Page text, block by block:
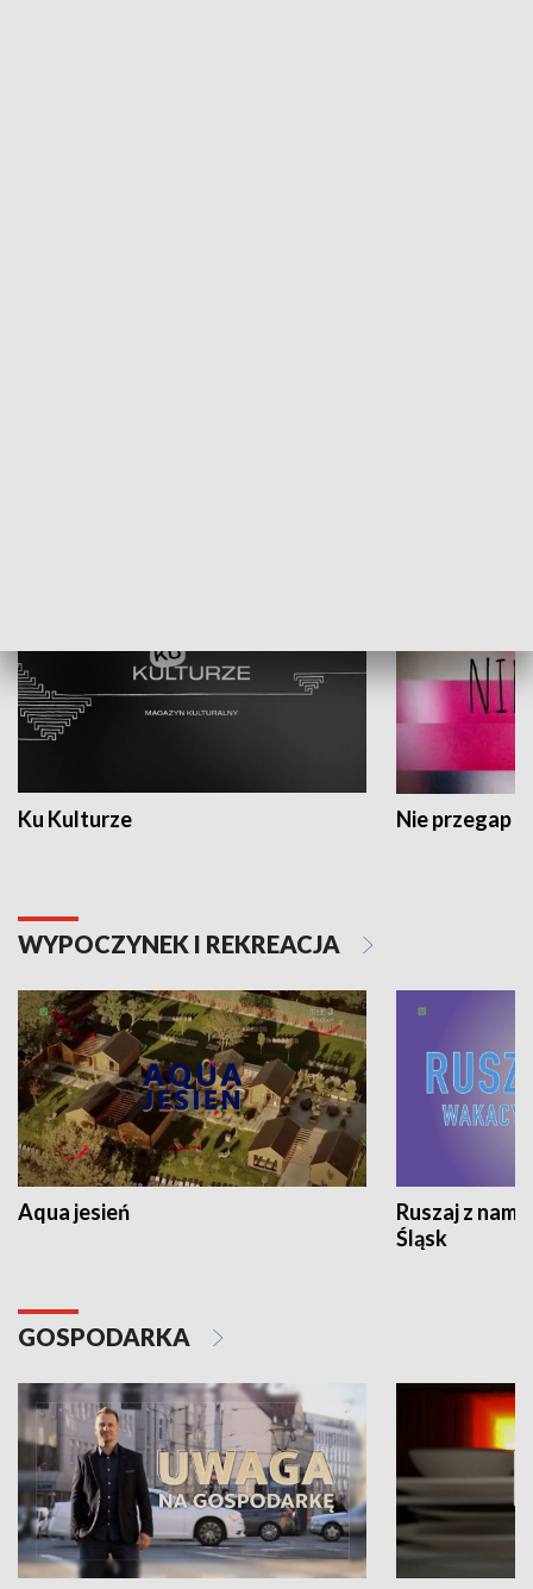
Ku Kulturze Nie przegap
WYPOCZYNEK I REKREACJA
Aqua jesień
Ruszaj z
Śląsk
GOSPODARKA